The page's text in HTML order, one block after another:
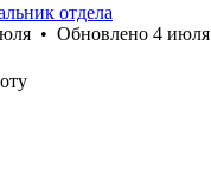
отдела
• Обновлено 4 июля